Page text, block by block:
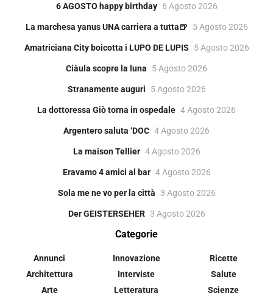
6 AGOSTO happy birthday 6 Agosto 2026
La marchesa yanus UNA carriera a tutta🍺 5 Agosto 2026
Amatriciana City boicotta i LUPO DE LUPIS 5 Agosto 2026
Ciàula scopre la luna 5 Agosto 2026
Stranamente auguri 5 Agosto 2026
La dottoressa Giò torna in ospedale 4 Agosto 2026
Argentero saluta ‘DOC 4 Agosto 2026
La maison Tellier 4 Agosto 2026
Eravamo 4 amici al bar 4 Agosto 2026
Sola me ne vo per la città 3 Agosto 2026
Der GEISTERSEHER 3 Agosto 2026
Categorie
Annunci
Architettura
Arte
Innovazione
Interviste
Letteratura
Ricette
Salute
Scienze